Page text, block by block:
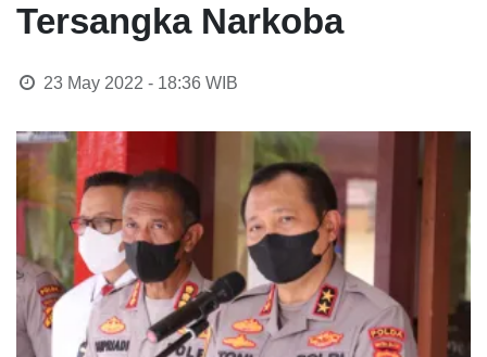
Tersangka Narkoba
23 May 2022 - 18:36WIB